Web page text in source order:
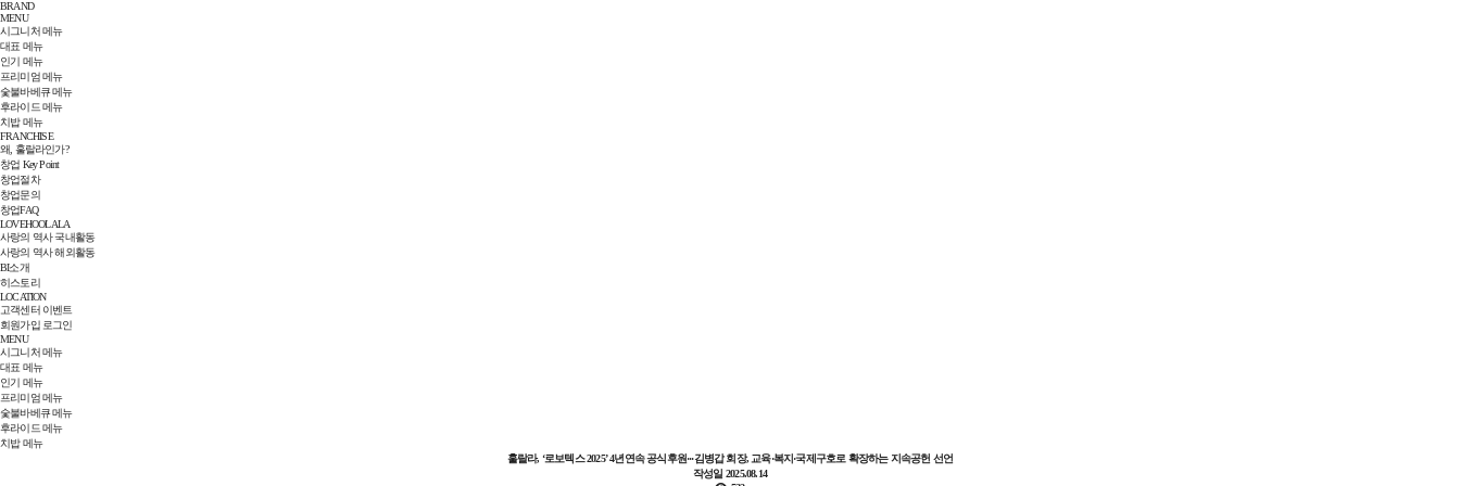
BRAND
MENU
시그니처 메뉴
대표 메뉴
인기 메뉴
프리미엄 메뉴
숯불바베큐 메뉴
후라이드 메뉴
치밥 메뉴
FRANCHISE
왜, 훌랄라인가?
창업 Key Point
창업절차
창업문의
창업FAQ
LOVEHOOLALA
사랑의 역사 국내활동
사랑의 역사 해외활동
BI소개
히스토리
LOCATION
고객센터 이벤트
회원가입 로그인
MENU
시그니처 메뉴
대표 메뉴
인기 메뉴
프리미엄 메뉴
숯불바베큐 메뉴
후라이드 메뉴
치밥 메뉴
훌랄라, ‘로보텍스 2025’ 4년연속 공식후원···김병갑 회장, 교육·복지·국제구호로 확장하는 지속공헌 선언
작성일 2025.08.14